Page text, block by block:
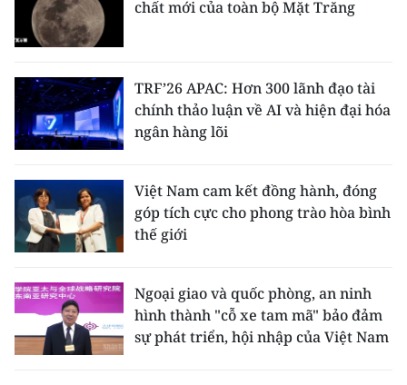
chất mới của toàn bộ Mặt Trăng
TRF’26 APAC: Hơn 300 lãnh đạo tài
chính thảo luận về AI và hiện đại hóa
ngân hàng lõi
Việt Nam cam kết đồng hành, đóng
góp tích cực cho phong trào hòa bình
thế giới
Ngoại giao và quốc phòng, an ninh
hình thành "cỗ xe tam mã" bảo đảm
sự phát triển, hội nhập của Việt Nam